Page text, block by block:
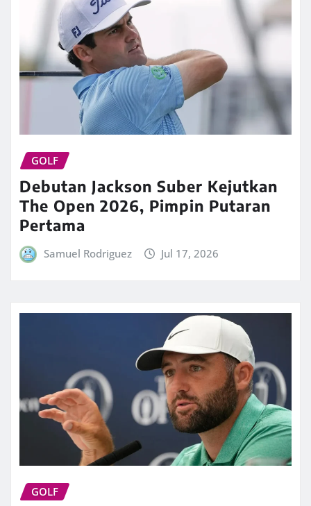
GOLF
Debutan Jackson Suber Kejutkan
The Open 2026, Pimpin Putaran
Pertama
Samuel Rodriguez Jul 17, 2026
GOLF